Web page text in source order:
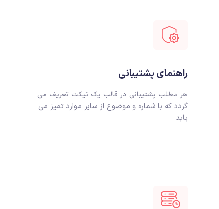
راهنمای پشتیبانی
هر مطلب پشتیبانی در قالب یک تیکت تعریف می
گردد که با شماره و موضوع از سایر موارد تمیز می
یابد